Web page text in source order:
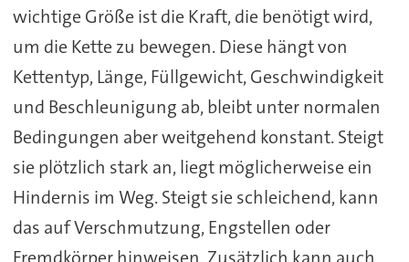
wichtige Größe ist die Kraft, die benötigt wird,
um die Kette zu bewegen. Diese hängt von
Kettentyp, Länge, Füllgewicht, Geschwindigkeit
und Beschleunigung ab, bleibt unter normalen
Bedingungen aber weitgehend konstant. Steigt
sie plötzlich stark an, liegt möglicherweise ein
Hindernis im Weg. Steigt sie schleichend, kann
das auf Verschmutzung, Engstellen oder